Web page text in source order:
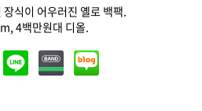
식이 어우러진 옐로 백팩.
4백만원대 디올.